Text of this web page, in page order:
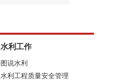
水利工作
图说水利
水利工程质量安全管理